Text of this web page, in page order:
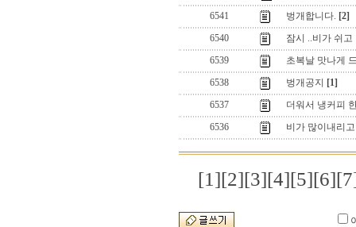
6541
벙개합니다. [2]
6540
잠시 ..비가 쉬
6539
초복날 맛나게
6538
벙개공지
[1]
6537
더워서 냉커피
6536
비가 많이내리
[1][2][3][4][5][6]